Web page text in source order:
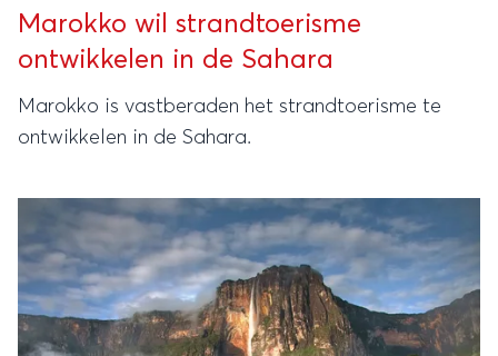
Marokko wil strandtoerisme
ontwikkelen in de Sahara
Marokko is vastberaden het strandtoerisme te
ontwikkelen in de Sahara.